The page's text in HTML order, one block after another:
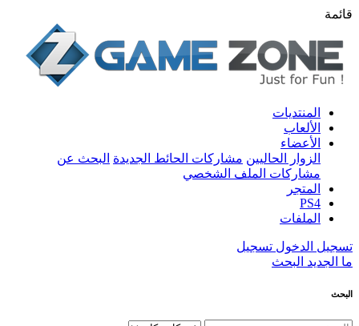
قائمة
المنتديات
الألعاب
الأعضاء
الزوار الحاليين مشاركات الحائط الجديدة البحث عن
مشاركات الملف الشخصي
المتجر
PS4
الملفات
تسجيل الدخول تسجيل
ما الجديد البحث
البحث